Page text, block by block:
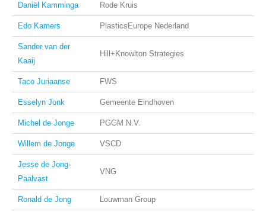
Daniël Kamminga Rode Kruis
Edo Kamers PlasticsEurope Nederland
Sander van der
Kaaij
Hill+Knowlton Strategies
Taco Juriaanse FWS
Esselyn Jonk Gemeente Eindhoven
Michel de Jonge PGGM N.V.
Willem de Jonge VSCD
Jesse de Jong-
Paalvast
VNG
Ronald de Jong Louwman Group